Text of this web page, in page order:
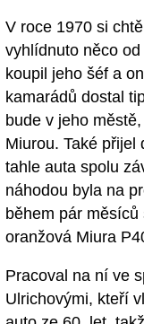
V roce 1970 si
vyhlídnuto něco
koupil jeho šéf a
kamarádů dostal
bude v jeho
Miurou. Také přijel
tahle auta spolu
náhodou byla na
během pár
oranžová Miura
Pracoval na ní ve
Ulrichovými, kteří